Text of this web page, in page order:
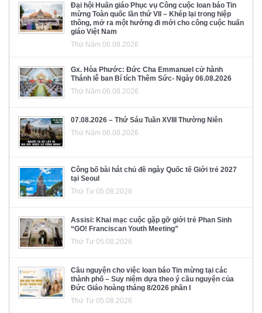
Đại hội Huấn giáo Phục vụ Công cuộc loan báo Tin
mừng Toàn quốc lần thứ VII – Khép lại trong hiệp
thông, mở ra một hướng đi mới cho công cuộc huấn
giáo Việt Nam
Thứ Năm 06.08.2026
Gx. Hòa Phước: Đức Cha Emmanuel cử hành
Thánh lễ ban Bí tích Thêm Sức- Ngày 06.08.2026
Thứ Năm 06.08.2026
07.08.2026 – Thứ Sáu Tuần XVIII Thường Niên
Thứ Năm 06.08.2026
Công bố bài hát chủ đề ngày Quốc tế Giới trẻ 2027
tại Seoul
Thứ Tư 05.08.2026
Assisi: Khai mạc cuộc gặp gỡ giới trẻ Phan Sinh
“GO! Franciscan Youth Meeting”
Thứ Tư 05.08.2026
Cầu nguyện cho việc loan báo Tin mừng tại các
thành phố – Suy niệm dựa theo ý cầu nguyện của
Đức Giáo hoàng tháng 8/2026 phần I
Thứ Tư 05.08.2026